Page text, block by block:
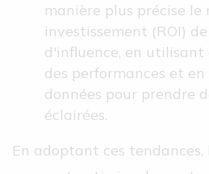
manière plus précise le
investissement (ROI)
d'influence, en utilisant
des performances et
données pour prendre
éclairées.
En adoptant ces tendances,